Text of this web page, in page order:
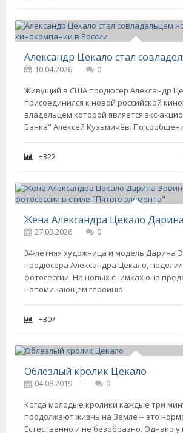
10.04.2026
0
Живущий в США продюсер Александр
присоединился к новой российской
владельцем которой является экс-
Банка" Алексей Кузьмичёв. По
+322
27.03.2026
0
34-летняя художница и модель Дарина
продюсера Александра Цекало,
фотосессии. На новых снимках она
напоминающем героиню
+307
Облезлый кролик Цекало
04.08.2019 ---
0
Когда молодые кролики каждые три
продолжают жизнь на Земле -- это
Естественно и не безобразно. Однако у